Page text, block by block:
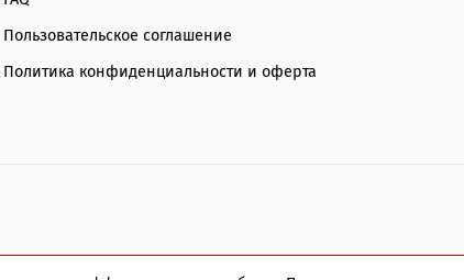
Пользовательское соглашение
Политика конфиденциальности и оферта